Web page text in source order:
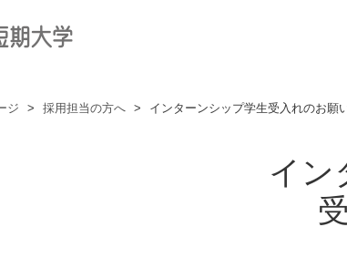
ジ > 採用担当の方へ > インターンシップ学生受入れのお願
イン